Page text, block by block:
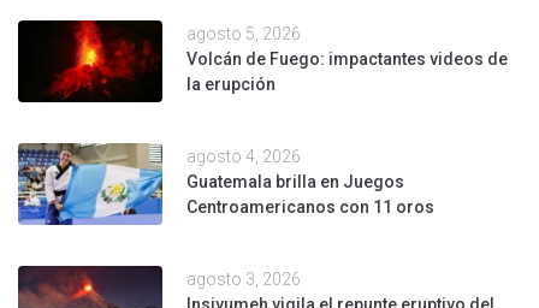
agosto 5, 2026
Volcán de Fuego: impactantes videos de
la erupción
agosto 4, 2026
Guatemala brilla en Juegos
Centroamericanos con 11 oros
agosto 3, 2026